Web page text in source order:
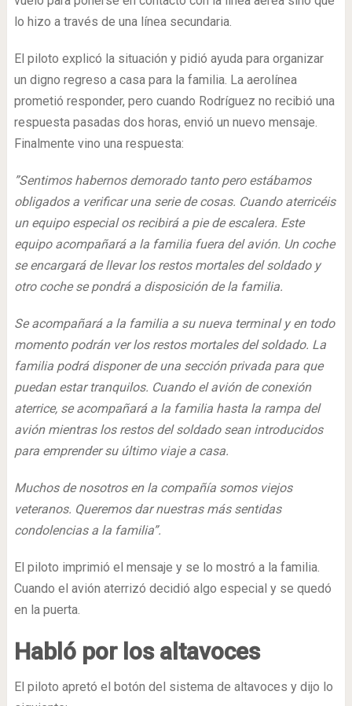
lo hizo a través de una línea secundaria.
El piloto explicó la situación y pidió ayuda para organizar
un digno regreso a casa para la familia. La aerolínea
prometió responder, pero cuando Rodríguez no recibió una
respuesta pasadas dos horas, envió un nuevo mensaje.
Finalmente vino una respuesta:
”Sentimos habernos demorado tanto pero estábamos
obligados a verificar una serie de cosas. Cuando aterricéis
un equipo especial os recibirá a pie de escalera. Este
equipo acompañará a la familia fuera del avión. Un coche
se encargará de llevar los restos mortales del soldado y
otro coche se pondrá a disposición de la familia.
Se acompañará a la familia a su nueva terminal y en todo
momento podrán ver los restos mortales del soldado. La
familia podrá disponer de una sección privada para que
puedan estar tranquilos. Cuando el avión de conexión
aterrice, se acompañará a la familia hasta la rampa del
avión mientras los restos del soldado sean introducidos
para emprender su último viaje a casa.
Muchos de nosotros en la compañía somos viejos
veteranos. Queremos dar nuestras más sentidas
condolencias a la familia”.
El piloto imprimió el mensaje y se lo mostró a la familia.
Cuando el avión aterrizó decidió algo especial y se quedó
en la puerta.
Habló por los altavoces
El piloto apretó el botón del sistema de altavoces y dijo lo